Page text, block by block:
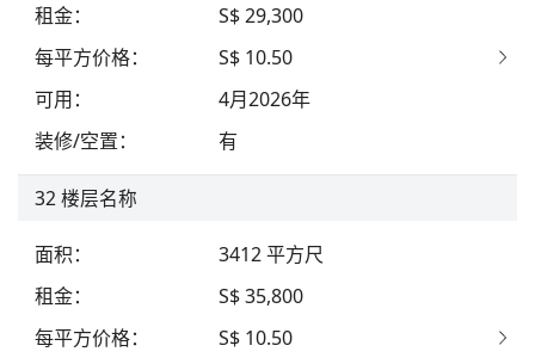
租金：
S$ 29,300
每平方价格：
S$ 10.50
可用：
4月2026年
装修/空置： 有
32楼层名称
面积： 3412平方尺
租金：
S$ 35,800
每平方价格：
S$ 10.50